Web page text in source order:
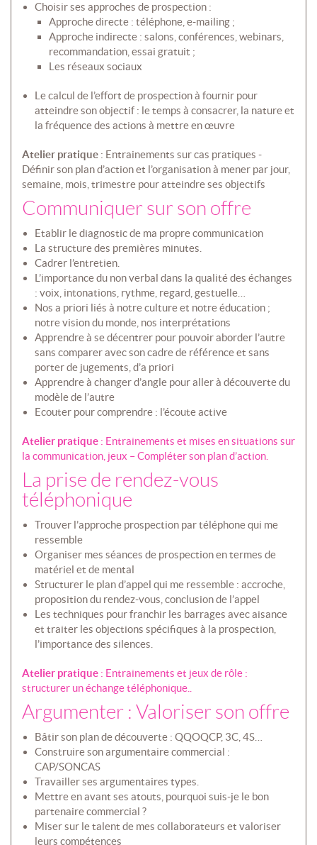
Choisir ses approches de prospection :
Approche directe : téléphone, e-mailing ;
Approche indirecte : salons, conférences, webinars,
recommandation, essai gratuit ;
Les réseaux sociaux
Le calcul de l’effort de prospection à fournir pour
atteindre son objectif : le temps à consacrer, la nature et
la fréquence des actions à mettre en œuvre
Atelier pratique : Entrainements sur cas pratiques -
Définir son plan d’action et l’organisation à mener par jour,
semaine, mois, trimestre pour atteindre ses objectifs
Communiquer sur son offre
Etablir le diagnostic de ma propre communication
La structure des premières minutes.
Cadrer l’entretien.
L’importance du non verbal dans la qualité des échanges
: voix, intonations, rythme, regard, gestuelle…
Nos a priori liés à notre culture et notre éducation ;
notre vision du monde, nos interprétations
Apprendre à se décentrer pour pouvoir aborder l’autre
sans comparer avec son cadre de référence et sans
porter de jugements, d’a priori
Apprendre à changer d’angle pour aller à découverte du
modèle de l’autre
Ecouter pour comprendre : l’écoute active
Atelier pratique : Entrainements et mises en situations sur
la communication, jeux – Compléter son plan d’action.
La prise de rendez-vous
téléphonique
Trouver l’approche prospection par téléphone qui me
ressemble
Organiser mes séances de prospection en termes de
matériel et de mental
Structurer le plan d’appel qui me ressemble : accroche,
proposition du rendez-vous, conclusion de l’appel
Les techniques pour franchir les barrages avec aisance
et traiter les objections spécifiques à la prospection,
l’importance des silences.
Atelier pratique : Entrainements et jeux de rôle :
structurer un échange téléphonique..
Argumenter : Valoriser son offre
Bâtir son plan de découverte : QQOQCP, 3C, 4S…
Construire son argumentaire commercial :
CAP/SONCAS
Travailler ses argumentaires types.
Mettre en avant ses atouts, pourquoi suis-je le bon
partenaire commercial ?
Miser sur le talent de mes collaborateurs et valoriser
leurs compétences